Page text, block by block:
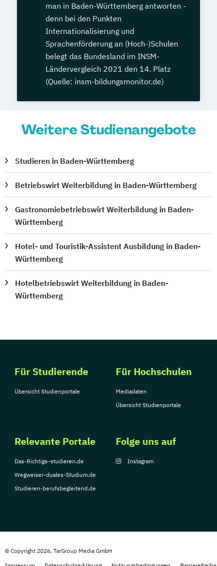
man in Baden-Württemberg antworten -
denn bei den Punkten
Internationalisierung und
Sprachenförderung an (Hoch-)Schulen
belegt das Bundesland im INSM-
Ländervergleich 2021 den 14. Platz
(Quelle: insm-bildungsmonitor.de)
Weitere Studienangebote
Studieren in Baden-Württemberg
Betriebswirt Weiterbildung in Baden-Württemberg
Gastronomiebetriebswirt Weiterbildung in Baden-
Württemberg
Hotel- und Touristik-Assistent Ausbildung in Baden-
Württemberg
Hotelbetriebswirt Weiterbildung in Baden-
Württemberg
Für Studierende
Übersicht Studienportale
Für Hochschulen
Mediadaten
Übersicht Studienportale
Relevante Portale
Das-Richtige-studieren.de
Wegweiser-duales-Studium.de
Studieren-berufsbegleitend.de
Folge uns auf
Instagram
© Copyright 2026, TarGroup Media GmbH